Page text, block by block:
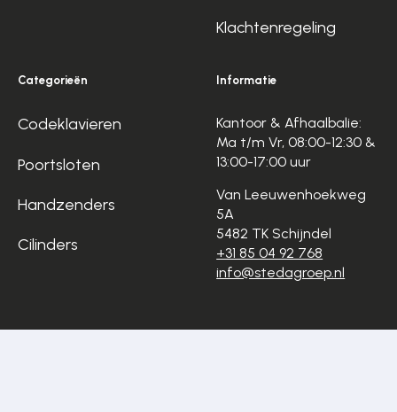
Klachtenregeling
Categorieën
Codeklavieren
Poortsloten
Handzenders
Cilinders
Informatie
Kantoor & Afhaalbalie:
Ma t/m Vr, 08:00-12:30 &
13:00-17:00 uur
Van Leeuwenhoekweg
5A
5482 TK Schijndel
+31 85 04 92 768
info@stedagroep.nl